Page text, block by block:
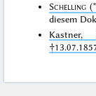
Schelling
diesem